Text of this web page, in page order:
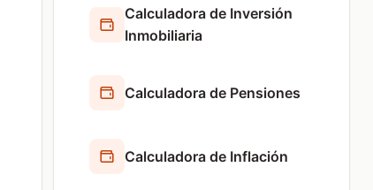
Calculadora de Inversión
Inmobiliaria
Calculadora de Pensiones
Calculadora de Inflación